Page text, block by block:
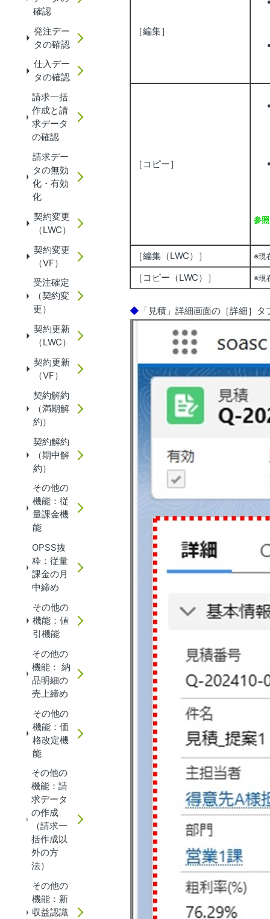
確認
発注デー
タの確認
仕入デー
タの確認
請求一括
作成と請
求データ
の確認
請求デー
タの無効
化・有効
化
契約変更
（LWC）
契約変更
（VF）
受注確定
（契約変
更）
契約更新
（LWC）
契約更新
（VF）
契約解約
（満期解
約）
契約解約
（期中解
約）
その他の
機能：従
量課金機
能
OPSS抜
粋：従量
課金の月
中締め
その他の
機能：値
引機能
その他の
機能： 納
品明細の
売上締め
その他の
機能：価
格改定機
能
その他の
機能：請
求データ
の作成
（請求一
括作成以
外の方
法）
その他の
機能：新
収益認識
［編集］
［コピー］
参照
［編集（LWC）］ ※現
［コピー（LWC）］ ※現
◆ 「見積」詳細画面の［詳細］タ